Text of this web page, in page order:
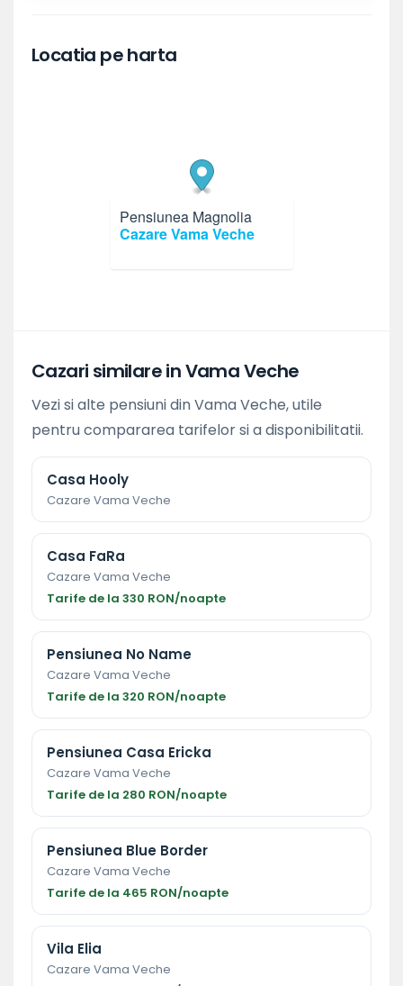
Locatia pe harta
Pensiunea Magnolia
Cazare Vama Veche
Cazari similare in Vama Veche
Vezi si alte pensiuni din Vama Veche, utile
pentru compararea tarifelor si a disponibilitatii.
Casa Hooly
Cazare Vama Veche
Casa FaRa
Cazare Vama Veche
Tarife de la 330 RON/noapte
Pensiunea No Name
Cazare Vama Veche
Tarife de la 320 RON/noapte
Pensiunea Casa Ericka
Cazare Vama Veche
Tarife de la 280 RON/noapte
Pensiunea Blue Border
Cazare Vama Veche
Tarife de la 465 RON/noapte
Vila Elia
Cazare Vama Veche